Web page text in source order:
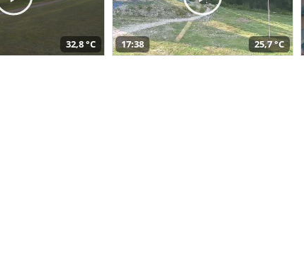
32,8 °C 17:38 25,7 °C